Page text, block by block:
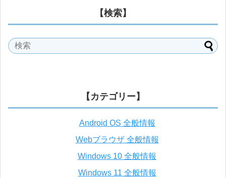
【検索】
【カテゴリー】
Android OS 全般情報
Webブラウザ 全般情報
Windows 10 全般情報
Windows 11 全般情報